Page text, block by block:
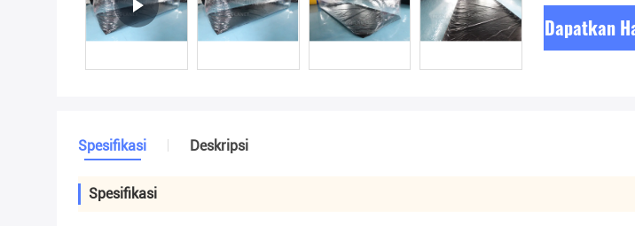
Dapatkan
Spesifikasi Deskripsi
Spesifikasi